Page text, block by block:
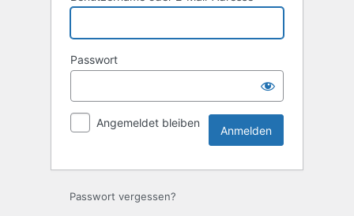
Passwort
Angemeldet bleiben
Passwort vergessen?